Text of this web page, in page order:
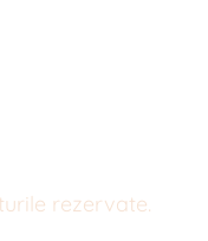
rezervate.